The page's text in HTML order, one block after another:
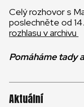
Celý rozhovor s
poslechněte od
rozhlasu v archivu
Pomáháme tady
Aktuální